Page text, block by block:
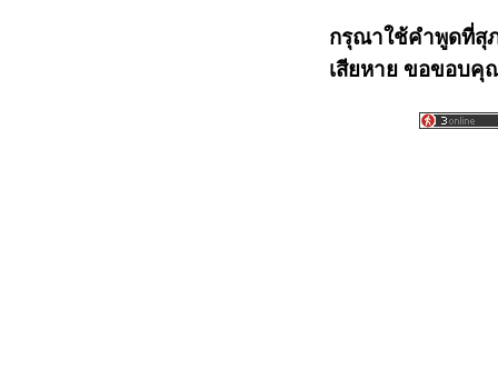
กรุณาใช้คำพูดที่สุ
เสียหาย ขอขอบคุ